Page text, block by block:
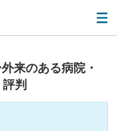
来のある病院・
判